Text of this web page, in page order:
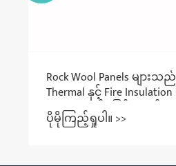
Rock Wool Panels မျာ
Thermal နှင့် Fire
ဆုံးရွေးချယ်မှုဖြစ်သနည်း။
ပိုမိုကြည့်ရှုပါ။ >>